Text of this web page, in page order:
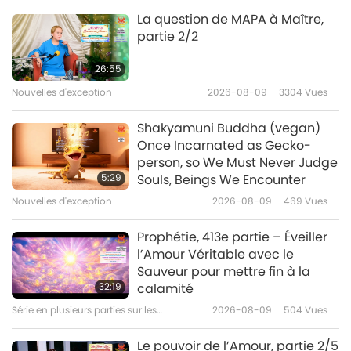
Suprême Ching Hai – Partie 1/3
32:20
Tuer n'est jamais justifié – Partie
Vues
26:54
Essayez de vous souvenir de
Dieu tout le temps – Partie 1/6
8423
25:17
La pureté et la gentillesse sont
les clés pour recevoir la Grâce –
Partie 1/2 , le 11 juin 1995
26:55
La question de MAPA à Maître,
partie 2/2
Nouvelles d'exception 2026-08-09 3304 Vues
5:29
Shakyamuni Buddha (vegan)
Once Incarnated as Gecko-
person, so We Must Never Judge
Souls, Beings We Encounter
Nouvelles d'exception 2026-08-09 469 Vues
32:19
Prophétie, 413e partie – Éveiller
l’Amour Véritable avec le
Sauveur pour mettre fin à la
calamité
Série en plusieurs parties sur les
2026-08-09 504 Vues
Le pouvoir de l’Amour, partie 2/5